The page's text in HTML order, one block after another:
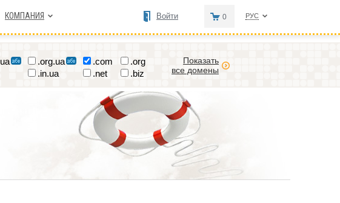
КОМПАНИЯ РУС
0
Войти
.org.ua .com
.org
.in.ua .net .biz
Показать
все домены